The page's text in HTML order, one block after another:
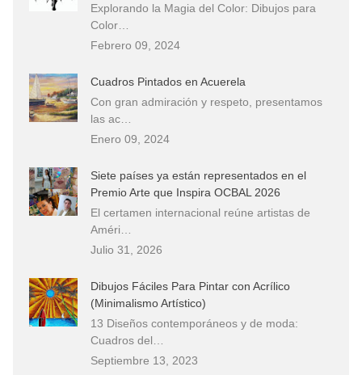
Explorando la Magia del Color: Dibujos para
Color…
Febrero 09, 2024
Cuadros Pintados en Acuerela
Con gran admiración y respeto, presentamos
las ac…
Enero 09, 2024
Siete países ya están representados en el
Premio Arte que Inspira OCBAL 2026
El certamen internacional reúne artistas de
Améri…
Julio 31, 2026
Dibujos Fáciles Para Pintar con Acrílico
(Minimalismo Artístico)
13 Diseños contemporáneos y de moda:
Cuadros del…
Septiembre 13, 2023